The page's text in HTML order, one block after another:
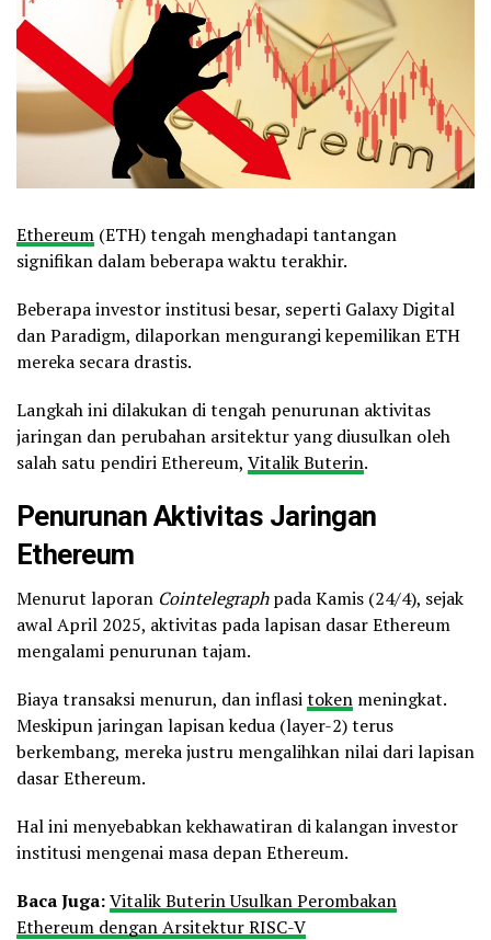
Ethereum (ETH) tengah menghadapi tantangan
signifikan dalam beberapa waktu terakhir.
Beberapa investor institusi besar, seperti Galaxy Digital
dan Paradigm, dilaporkan mengurangi kepemilikan ETH
mereka secara drastis.
Langkah ini dilakukan di tengah penurunan aktivitas
jaringan dan perubahan arsitektur yang diusulkan oleh
salah satu pendiri Ethereum, Vitalik Buterin.
Penurunan Aktivitas Jaringan
Ethereum
Menurut laporan Cointelegraphpada Kamis (24/4), sejak
awal April 2025, aktivitas pada lapisan dasar Ethereum
mengalami penurunan tajam.
Biaya transaksi menurun, dan inflasitoken meningkat.
Meskipun jaringan lapisan kedua (layer-2) terus
berkembang, mereka justru mengalihkan nilai dari lapisan
dasar Ethereum.
Hal ini menyebabkan kekhawatiran di kalangan investor
institusi mengenai masa depan Ethereum.
Baca Juga:Vitalik Buterin Usulkan Perombakan
Ethereum dengan Arsitektur RISC-V